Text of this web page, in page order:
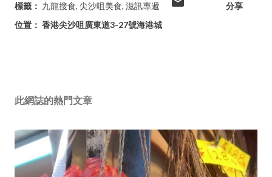
標籤： 九龍搜食 尖沙咀美食 滋訊專遞
位置： 香港尖沙咀廣東道3-27號海港城
分享
此網誌的熱門文章